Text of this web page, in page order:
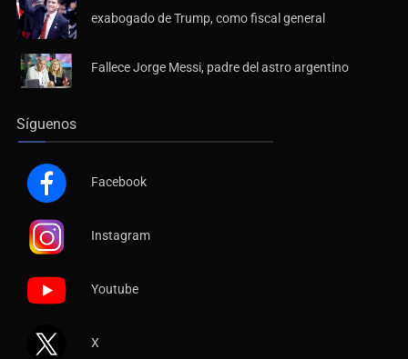
exabogado de Trump, como fiscal general
Fallece Jorge Messi, padre del astro argentino
Síguenos
Facebook
Instagram
Youtube
X